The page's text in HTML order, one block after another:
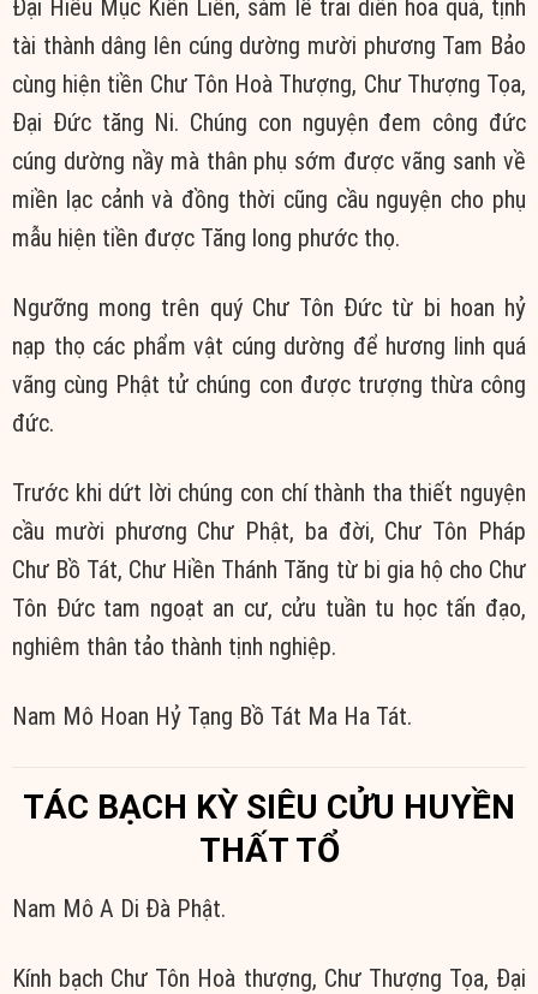
Đại Hiếu Mục Kiền Liên, sám lễ trai diên hoa quả, tịnh
tài thành dâng lên cúng dường mười phương Tam Bảo
cùng hiện tiền Chư Tôn Hoà Thượng, Chư Thượng Tọa,
Đại Đức tăng Ni. Chúng con nguyện đem công đức
cúng dường nầy mà thân phụ sớm được vãng sanh về
miền lạc cảnh và đồng thời cũng cầu nguyện cho phụ
mẫu hiện tiền được Tăng long phước thọ.
Ngưỡng mong trên quý Chư Tôn Đức từ bi hoan hỷ
nạp thọ các phẩm vật cúng dường để hương linh quá
vãng cùng Phật tử chúng con được trượng thừa công
đức.
Trước khi dứt lời chúng con chí thành tha thiết nguyện
cầu mười phương Chư Phật, ba đời, Chư Tôn Pháp
Chư Bồ Tát, Chư Hiền Thánh Tăng từ bi gia hộ cho Chư
Tôn Đức tam ngoạt an cư, cửu tuần tu học tấn đạo,
nghiêm thân tảo thành tịnh nghiệp.
Nam Mô Hoan Hỷ Tạng Bồ Tát Ma Ha Tát.
TÁC BẠCH KỲ SIÊU CỬU HUYỀN
THẤT TỔ
Nam Mô A Di Đà Phật.
Kính bạch Chư Tôn Hoà thượng, Chư Thượng Tọa, Đại